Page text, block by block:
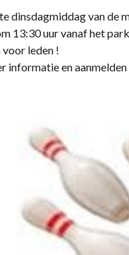
dinsdagmiddag van de
13:30 uur vanaf het
voor leden !
informatie en